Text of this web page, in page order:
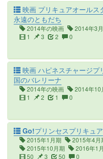
映画 プリキュアオール
永遠のともだち
2014年の映画
2014年3
1
3 2 0
映画 ハピネスチャージプ
国のバレリーナ
2014年の映画
2014年10
1
2 1 0
Go!プリンセスプリキュア
2015年1月期 2015年4月
2015年10月期
2016年1
50
3 50 0